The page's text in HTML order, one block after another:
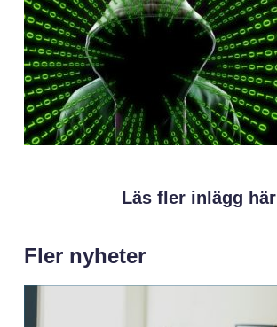
Läs fler inlägg här
Fler nyheter